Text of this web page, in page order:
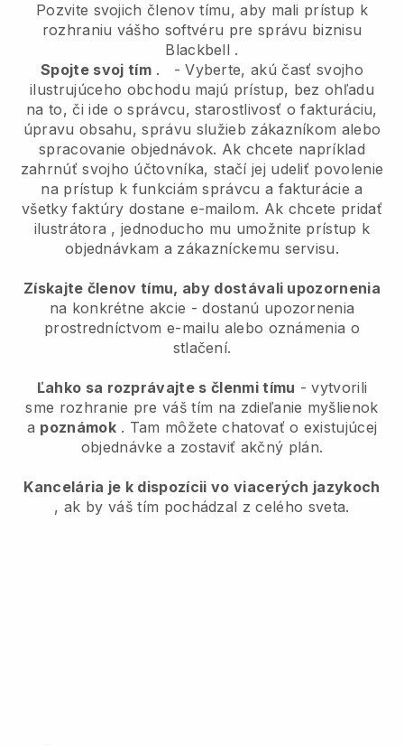
Pozvite svojich členov tímu, aby mali prístup k
rozhraniu vášho softvéru pre správu biznisu
Blackbell .
Spojte svoj tím. -Vyberte, akú časť svojho
ilustrujúceho obchodu majú prístup, bez ohľadu
na to, či ide o správcu, starostlivosť o fakturáciu,
úpravu obsahu, správu služieb zákazníkom alebo
spracovanie objednávok. Ak chcete napríklad
zahrnúť svojho účtovníka, stačí jej udeliť povolenie
na prístup k funkciám správcu a fakturácie a
všetky faktúry dostane e-mailom. Ak chcete pridať
ilustrátora , jednoducho mu umožnite prístup k
objednávkam a zákazníckemu servisu.
Získajte členov tímu, aby dostávali upozornenia
na konkrétne akcie - dostanú upozornenia
prostredníctvom e-mailu alebo oznámenia o
stlačení.
Ľahko sa rozprávajte s členmi tímu - vytvorili
sme rozhranie pre váš tím na zdieľanie myšlienok
a poznámok. Tam môžete chatovať o existujúcej
objednávke a zostaviť akčný plán.
Kancelária je k dispozícii vo viacerých jazykoch
, ak by váš tím pochádzal z celého sveta.